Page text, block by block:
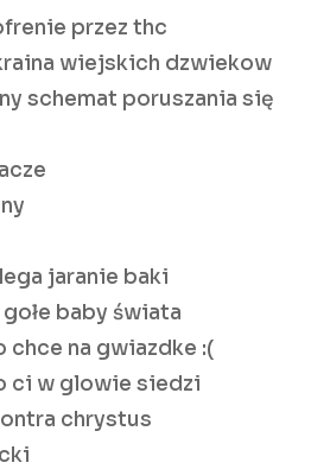
przez thc
wiejskich dzwiekow
schemat poruszania się
jaranie baki
baby świata
chce na gwiazdke :(
ci w glowie siedzi
chrystus